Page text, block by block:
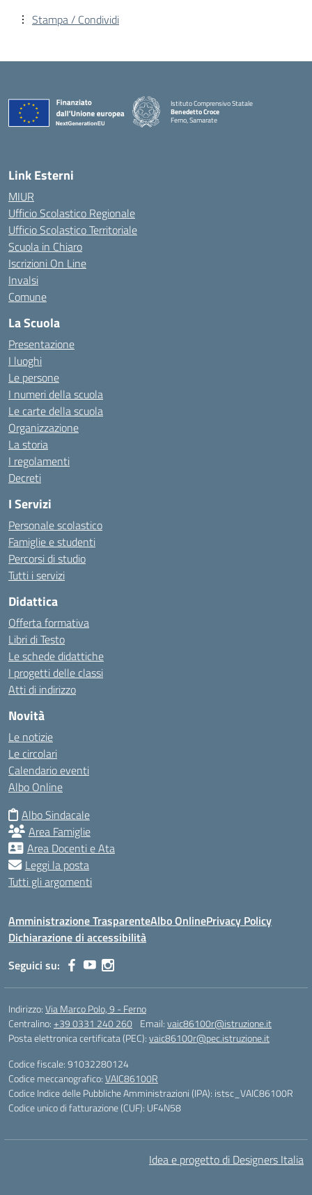
Stampa / Condividi
Istituto Comprensivo Statale
Benedetto Croce
Ferno, Samarate
Link Esterni
MIUR
Ufficio Scolastico Regionale
Ufficio Scolastico Territoriale
Scuola in Chiaro
Iscrizioni On Line
Invalsi
Comune
La Scuola
Presentazione
I luoghi
Le persone
I numeri della scuola
Le carte della scuola
Organizzazione
La storia
I regolamenti
Decreti
I Servizi
Personale scolastico
Famiglie e studenti
Percorsi di studio
Tutti i servizi
Didattica
Offerta formativa
Libri di Testo
Le schede didattiche
I progetti delle classi
Atti di indirizzo
Novità
Le notizie
Le circolari
Calendario eventi
Albo Online
Albo Sindacale
Area Famiglie
Area Docenti e Ata
Leggi la posta
Tutti gli argomenti
Amministrazione TrasparenteAlbo OnlinePrivacy Policy
Dichiarazione di accessibilità
Seguici su:
Indirizzo:Via Marco Polo, 9 - Ferno
Centralino:+39 0331 240 260 Email:vaic86100r@istruzione.it
Posta elettronica certificata (PEC):vaic86100r@pec.istruzione.it
Codice fiscale: 91032280124
Codice meccanografico:VAIC86100R
Codice Indice delle Pubbliche Amministrazioni (IPA): istsc_VAIC86100R
Codice unico di fatturazione (CUF): UF4N58
Idea e progetto di Designers Italia